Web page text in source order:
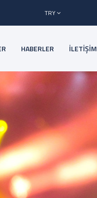
TRY
HABERLER İLETİŞİM